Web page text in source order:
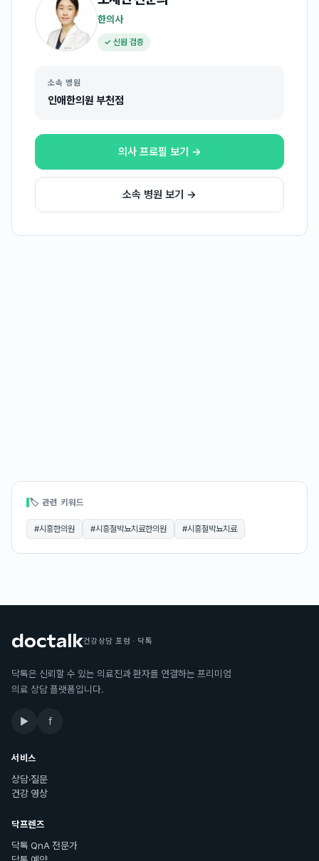
한의사
✓ 신원 검증
소속 병원
인애한의원 부천점
의사 프로필 보기 →
소속 병원 보기 →
🏷 관련 키워드
#시흥한의원 #시흥절박뇨치료한의원 #시흥절박뇨치료
건강상담 포럼 · 닥톡
닥톡은 신뢰할 수 있는 의료진과 환자를 연결하는 프리미엄
의료 상담 플랫폼입니다.
▶ f
서비스
상담·질문
건강 영상
닥프렌즈
닥톡 QnA 전문가